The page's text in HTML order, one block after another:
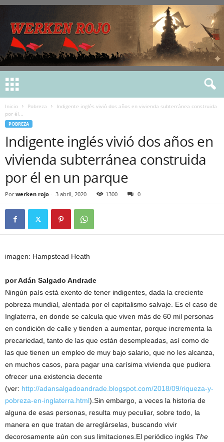
Inicio Pobreza
Indigente inglés vivió dos años en vivienda subterránea construida
por él...
POBREZA
Indigente inglés vivió dos años en
vivienda subterránea construida
por él en un parque
Por werken rojo - 3 abril, 2020 1300 0
imagen: Hampstead Heath
por Adán Salgado Andrade
Ningún país está exento de tener indigentes, dada la creciente
pobreza mundial, alentada por el capitalismo salvaje. Es el caso de
Inglaterra, en donde se calcula que viven más de 60 mil personas
en condición de calle y tienden a aumentar, porque incrementa la
precariedad, tanto de las que están desempleadas, así como de
las que tienen un empleo de muy bajo salario, que no les alcanza,
en muchos casos, para pagar una carísima vivienda que pudiera
ofrecer una existencia decente
(ver: http://adansalgadoandrade.blogspot.com/2018/09/riqueza-y-
pobreza-en-inglaterra.html).Sin embargo, a veces la historia de
alguna de esas personas, resulta muy peculiar, sobre todo, la
manera en que tratan de arreglárselas, buscando vivir
decorosamente aún con sus limitaciones.El periódico inglés The